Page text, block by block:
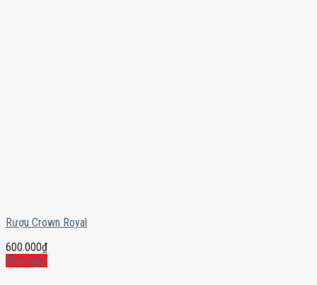
Rượu Crown Royal
600.000₫
Mua ngay